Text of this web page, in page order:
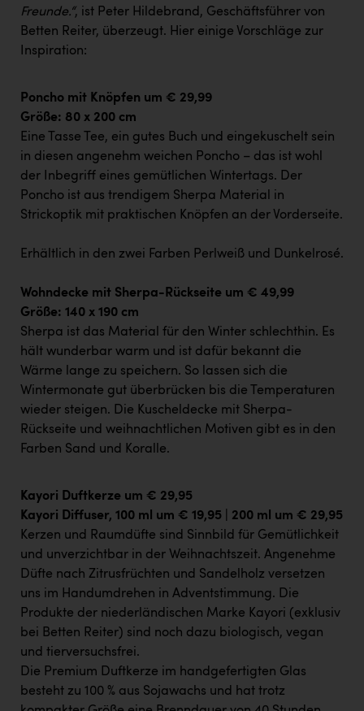
REMAX
Resch&Frisch
RUBBLE MASTER
Ruderclub Wels
SCRI - Salzburg Cancer Research Institute
Schwingshandl - automation technology gmbh
Seher + Partner
TCL
TGW Logistics
TRAILOMAT & Cycling Austria
VERITAS
Vorlagenportal
Wir besiegen Krebs
Wirtschaftskammer OÖ
ZGONC
z.l.ö.
Österreichisches Hebammengremium
Freunde.“, ist Peter Hildebrand, Geschäftsführer von
Betten Reiter, überzeugt. Hier einige Vorschläge zur
Inspiration:
Poncho mit Knöpfen um € 29,99
Größe: 80 x 200 cm
Eine Tasse Tee, ein gutes Buch und eingekuschelt sein
in diesen angenehm weichen Poncho – das ist wohl
der Inbegriff eines gemütlichen Wintertags. Der
Poncho ist aus trendigem Sherpa Material in
Strickoptik mit praktischen Knöpfen an der Vorderseite.
Erhältlich in den zwei Farben Perlweiß und Dunkelrosé.
Wohndecke mit Sherpa-Rückseite um € 49,99
Größe: 140 x 190 cm
Sherpa ist das Material für den Winter schlechthin. Es
hält wunderbar warm und ist dafür bekannt die
Wärme lange zu speichern. So lassen sich die
Wintermonate gut überbrücken bis die Temperaturen
wieder steigen. Die Kuscheldecke mit Sherpa-
Rückseite und weihnachtlichen Motiven gibt es in den
Farben Sand und Koralle.
Kayori Duftkerze um € 29,95
Kayori Diffuser, 100 ml um € 19,95 | 200 ml um € 29,95
Kerzen und Raumdüfte sind Sinnbild für Gemütlichkeit
und unverzichtbar in der Weihnachtszeit. Angenehme
Düfte nach Zitrusfrüchten und Sandelholz versetzen
uns im Handumdrehen in Adventstimmung. Die
Produkte der niederländischen Marke Kayori (exklusiv
bei Betten Reiter) sind noch dazu biologisch, vegan
und tierversuchsfrei.
Die Premium Duftkerze im handgefertigten Glas
besteht zu 100 % aus Sojawachs und hat trotz